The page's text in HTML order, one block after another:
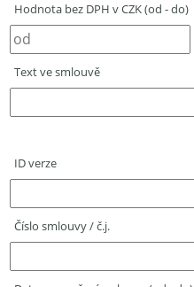
Hodnota bez DPH v CZK (od - do)
Text ve smlouvě
ID verze
Číslo smlouvy / č.j.